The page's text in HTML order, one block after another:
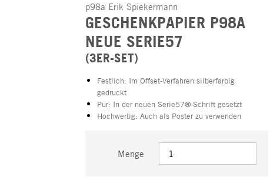
p98a Erik Spiekermann
GESCHENKPAPIER P98A
NEUE SERIE57
(3ER-SET)
Festlich: Im Offset-Verfahren silberfarbig
gedruckt
Pur: In der neuen Serie57®-Schrift gesetzt
Hochwertig: Auch als Poster zu verwenden
Menge